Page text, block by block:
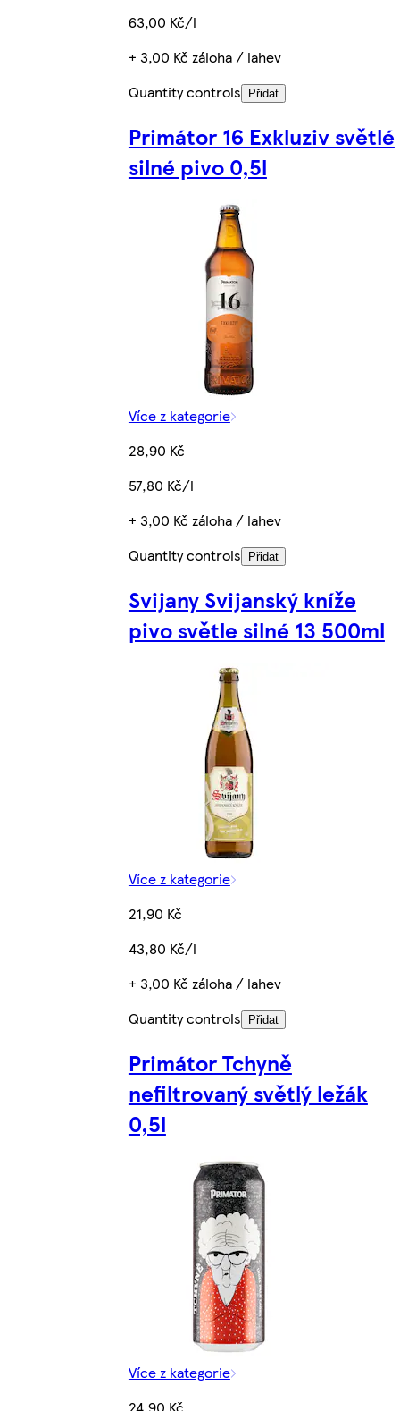
63,00 Kč/l
+ 3,00 Kč záloha / lahev
Quantity controls
Přidat
Primátor 16 Exkluziv světlé
silné pivo 0,5l
Více z kategorie
28,90 Kč
57,80 Kč/l
+ 3,00 Kč záloha / lahev
Quantity controls
Přidat
Svijany Svijanský kníže
pivo světle silné 13 500ml
Více z kategorie
21,90 Kč
43,80 Kč/l
+ 3,00 Kč záloha / lahev
Quantity controls
Přidat
Primátor Tchyně
nefiltrovaný světlý ležák
0,5l
Více z kategorie
24,90 Kč